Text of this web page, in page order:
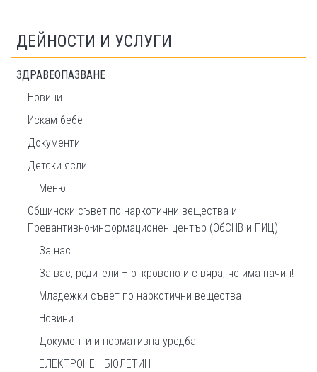
ДЕЙНОСТИ И УСЛУГИ
ЗДРАВЕОПАЗВАНЕ
Новини
Искам бебе
Документи
Детски ясли
Меню
Общински съвет по наркотични вещества и
Превантивно-информационен център (ОбСНВ и ПИЦ)
За нас
За вас, родители – откровено и с вяра, че има начин!
Младежки съвет по наркотични вещества
Новини
Документи и нормативна уредба
ЕЛЕКТРОНЕН БЮЛЕТИН